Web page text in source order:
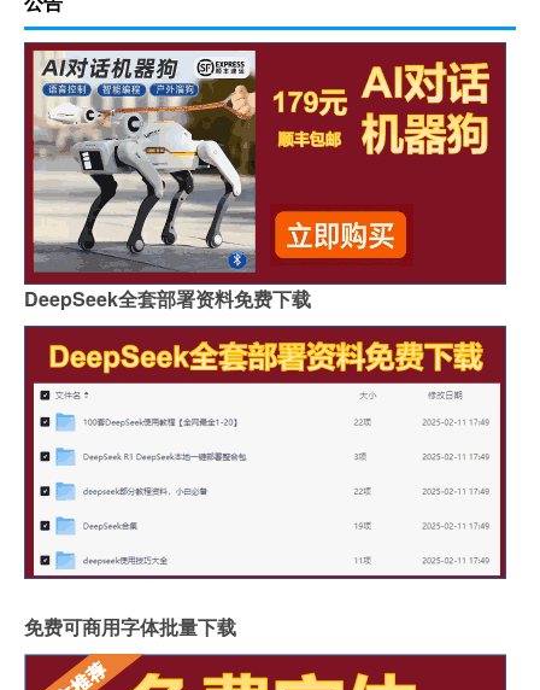
DeepSeek全套部署资料免费下载
免费可商用字体批量下载